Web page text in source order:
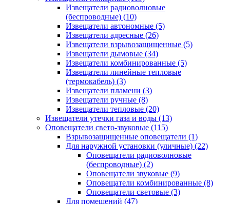
Извещатели радиоволновые
(беспроводные) (10)
Извещатели автономные (5)
Извещатели адресные (26)
Извещатели взрывозащищенные (5)
Извещатели дымовые (34)
Извещатели комбинированные (5)
Извещатели линейные тепловые
(термокабель) (3)
Извещатели пламени (3)
Извещатели ручные (8)
Извещатели тепловые (20)
Извещатели утечки газа и воды (13)
Оповещатели свето-звуковые (115)
Взрывозащищенные оповещатели (1)
Для наружной установки (уличные) (22)
Оповещатели радиоволновые
(беспроводные) (2)
Оповещатели звуковые (9)
Оповещатели комбинированные (8)
Оповещатели световые (3)
Для помещений (47)